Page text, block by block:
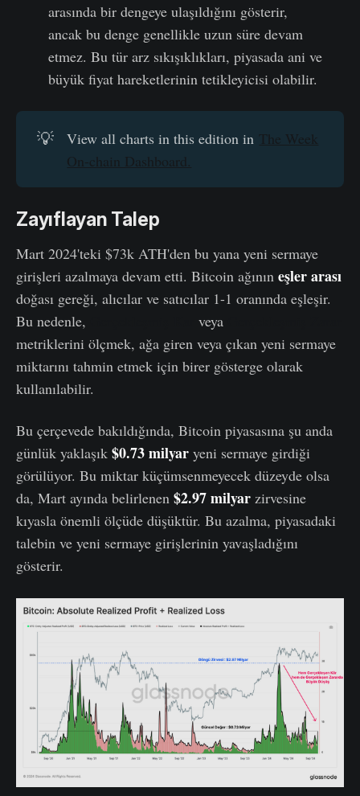
arasında bir dengeye ulaşıldığını gösterir,
ancak bu denge genellikle uzun süre devam
etmez. Bu tür arz sıkışıklıkları, piyasada ani ve
büyük fiyat hareketlerinin tetikleyicisi olabilir.
💡 View all charts in this edition in The Week
On-chain Dashboard.
Zayıflayan Talep
Mart 2024'teki $73k ATH'den bu yana yeni sermaye
girişleri azalmaya devam etti. Bitcoin ağının eşler arası
doğası gereği, alıcılar ve satıcılar 1-1 oranında eşleşir.
Bu nedenle,
veya
metriklerini ölçmek, ağa giren veya çıkan yeni sermaye
miktarını tahmin etmek için birer gösterge olarak
kullanılabilir.
Bu çerçevede bakıldığında, Bitcoin piyasasına şu anda
günlük yaklaşık $0.73 milyar yeni sermaye girdiği
görülüyor. Bu miktar küçümsenmeyecek düzeyde olsa
da, Mart ayında belirlenen $2.97 milyar zirvesine
kıyasla önemli ölçüde düşüktür. Bu azalma, piyasadaki
talebin ve yeni sermaye girişlerinin yavaşladığını
gösterir.